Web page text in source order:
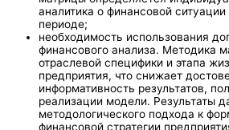
аналитика о финансовой
периоде;
необходимость использования
финансового анализа. Методика
отраслевой специфики и этапа
предприятия, что снижает
информативность результатов,
реализации модели. Результаты
методологического подхода к
финансовой стратегии